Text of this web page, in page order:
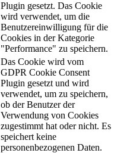
Plugin gesetzt. Das Cookie
wird verwendet, um die
Benutzereinwilligung für die
Cookies in der Kategorie
"Performance" zu speichern.
Das Cookie wird vom
GDPR Cookie Consent
Plugin gesetzt und wird
verwendet, um zu speichern,
ob der Benutzer der
Verwendung von Cookies
zugestimmt hat oder nicht. Es
speichert keine
personenbezogenen Daten.